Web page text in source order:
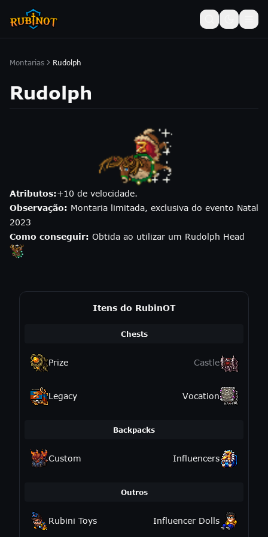
Montarias Rudolph
Rudolph
Atributos:+10 de velocidade.
Observação: Montaria limitada, exclusiva do evento Natal
2023
Como conseguir: Obtida ao utilizar um Rudolph Head
Itens do RubinOT
Chests
Prize Castle
Legacy Vocation
Backpacks
Custom Influencers
Outros
Rubini Toys Influencer Dolls